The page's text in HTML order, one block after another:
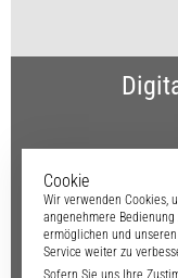
Cookie
Wir verwenden Cookies,
angenehmere Bedienung
ermöglichen und unseren
Service weiter zu
Sofern Sie uns Ihre